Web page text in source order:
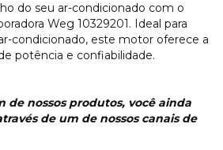
do seu ar-condicionado com o
Weg 10329201. Ideal para
condicionado, este motor oferece a
potência e confiabilidade.
de nossos produtos, você ainda
de um de nossos canais de